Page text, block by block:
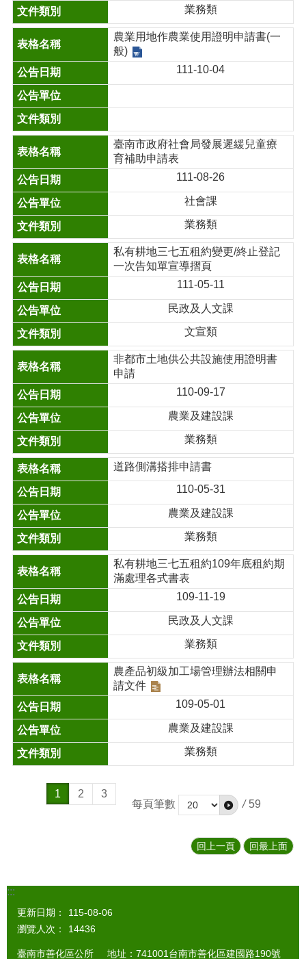
業務類
農業用地作農業使用證明申請書(一
般)
111-10-04
臺南市政府社會局發展遲緩兒童療
育補助申請表
111-08-26
社會課
業務類
私有耕地三七五租約變更/終止登記
一次告知單宣導摺頁
111-05-11
民政及人文課
文宣類
非都市土地供公共設施使用證明書
申請
110-09-17
農業及建設課
業務類
道路側溝搭排申請書
110-05-31
農業及建設課
業務類
私有耕地三七五租約109年底租約期
滿處理各式書表
109-11-19
民政及人文課
業務類
農產品初級加工場管理辦法相關申
請文件
109-05-01
農業及建設課
業務類
1 2
3
每頁筆數
/ 59
回上一頁 回最上面
:::
更新日期：
115-08-06
瀏覽人次：
14436
臺南市善化區公所 地址：741001台南市善化區建國路190號